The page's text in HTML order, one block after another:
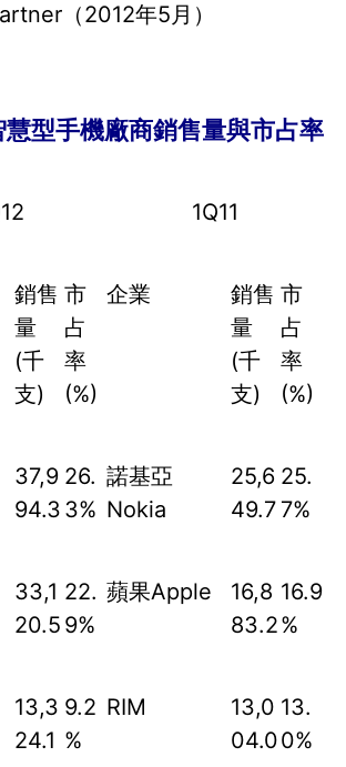
（2012年5月）
慧型手機廠商銷售量與市占率
1Q11
銷售
量
(千
支)
市
占
率
(%)
企業
銷售
量
(千
支)
市
占
率
(%)
37,9
94.3
26.
3%
諾基亞
Nokia
25,6
49.7
25.
7%
33,1
20.5
22.
9%
蘋果Apple
16,8
83.2
16.9
%
13,3
24.1
9.2
%
RIM
13,0
04.0
13.
0%